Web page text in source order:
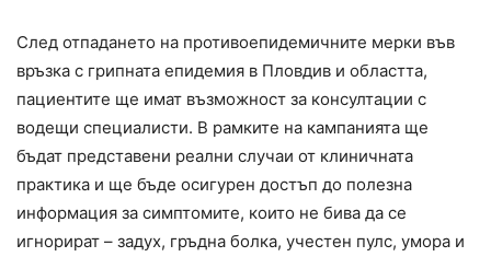
След отпадането на противоепидемичните мерки във
връзка с грипната епидемия в Пловдив и областта,
пациентите ще имат възможност за консултации с
водещи специалисти. В рамките на кампанията ще
бъдат представени реални случаи от клиничната
практика и ще бъде осигурен достъп до полезна
информация за симптомите, които не бива да се
игнорират – задух, гръдна болка, учестен пулс, умора и